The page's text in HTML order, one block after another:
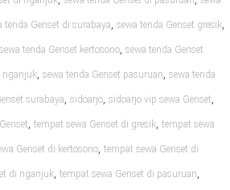
tenda Genset di surabaya, sewa tenda Genset gresik,
sewa tenda Genset kertosono, sewa tenda Genset
nganjuk, sewa tenda Genset pasuruan, sewa tenda
surabaya, sidoarjo, sidoarjo vip sewa Genset,
, tempat sewa Genset di gresik, tempat sewa
Genset di kertosono, tempat sewa Genset di
di nganjuk, tempat sewa Genset di pasuruan,